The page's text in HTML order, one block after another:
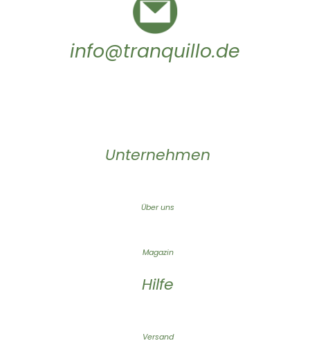
info@tranquillo.de
Unternehmen
Über uns
Magazin
Hilfe
Versand